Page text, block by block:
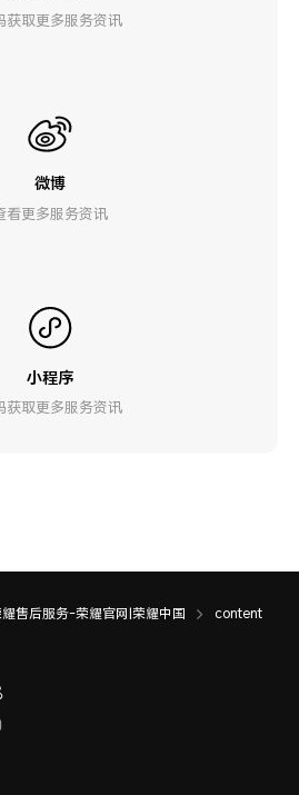
获取更多服务资讯
微博
看更多服务资讯
小程序
获取更多服务资讯
售后服务-荣耀官网|荣耀中国 content